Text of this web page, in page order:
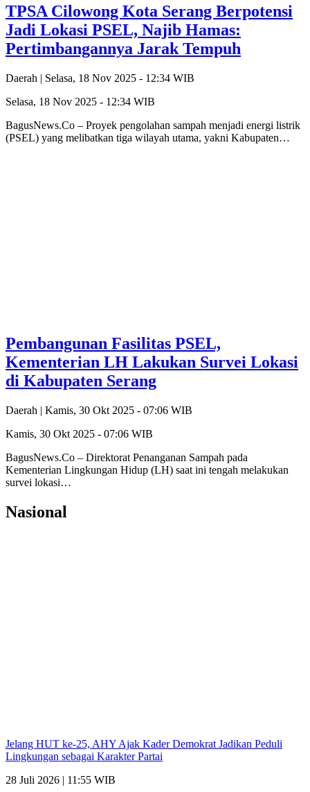
TPSA Cilowong Kota Serang Berpotensi
Jadi Lokasi PSEL, Najib Hamas:
Pertimbangannya Jarak Tempuh
Daerah | Selasa, 18 Nov 2025 - 12:34 WIB
Selasa, 18 Nov 2025 - 12:34 WIB
BagusNews.Co – Proyek pengolahan sampah menjadi energi listrik
(PSEL) yang melibatkan tiga wilayah utama, yakni Kabupaten…
Pembangunan Fasilitas PSEL,
Kementerian LH Lakukan Survei Lokasi
di Kabupaten Serang
Daerah | Kamis, 30 Okt 2025 - 07:06 WIB
Kamis, 30 Okt 2025 - 07:06 WIB
BagusNews.Co – Direktorat Penanganan Sampah pada
Kementerian Lingkungan Hidup (LH) saat ini tengah melakukan
survei lokasi…
Nasional
Jelang HUT ke-25, AHY Ajak Kader Demokrat Jadikan Peduli
Lingkungan sebagai Karakter Partai
28 Juli 2026 | 11:55 WIB